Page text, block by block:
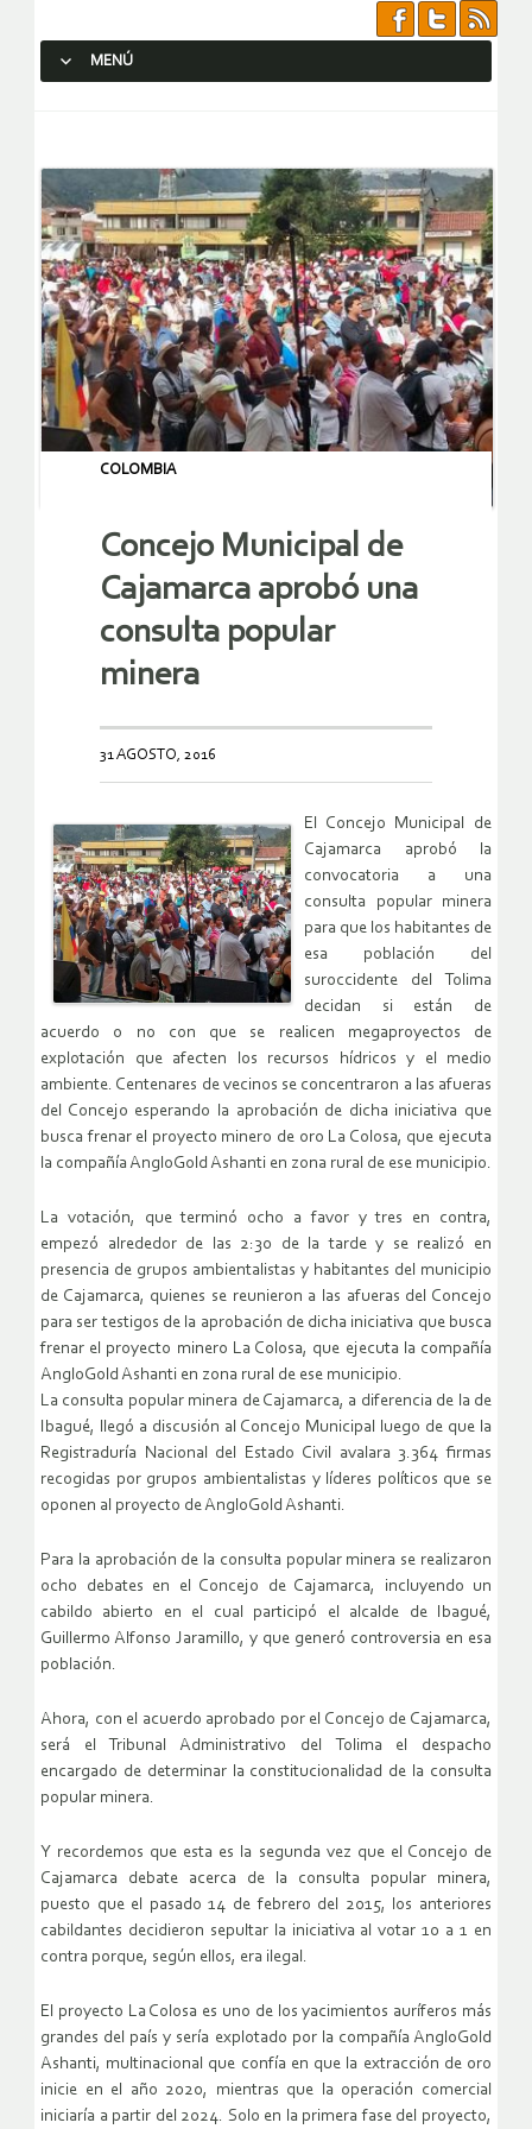
MENÚ
COLOMBIA
Concejo Municipal de
Cajamarca aprobó una
consulta popular
minera
31 AGOSTO, 2016
El Concejo Municipal de
Cajamarca aprobó la
convocatoria a una
consulta popular minera
para que los habitantes de
esa población del
suroccidente del Tolima
decidan si están de
acuerdo o no con que se realicen megaproyectos de
explotación que afecten los recursos hídricos y el medio
ambiente. Centenares de vecinos se concentraron a las afueras
del Concejo esperando la aprobación de dicha iniciativa que
busca frenar el proyecto minero de oro La Colosa, que ejecuta
la compañía AngloGold Ashanti en zona rural de ese municipio.
La votación, que terminó ocho a favor y tres en contra,
empezó alrededor de las 2:30 de la tarde y se realizó en
presencia de grupos ambientalistas y habitantes del municipio
de Cajamarca, quienes se reunieron a las afueras del Concejo
para ser testigos de la aprobación de dicha iniciativa que busca
frenar el proyecto minero La Colosa, que ejecuta la compañía
AngloGold Ashanti en zona rural de ese municipio.
La consulta popular minera de Cajamarca, a diferencia de la de
Ibagué, llegó a discusión al Concejo Municipal luego de que la
Registraduría Nacional del Estado Civil avalara 3.364 firmas
recogidas por grupos ambientalistas y líderes políticos que se
oponen al proyecto de AngloGold Ashanti.
Para la aprobación de la consulta popular minera se realizaron
ocho debates en el Concejo de Cajamarca, incluyendo un
cabildo abierto en el cual participó el alcalde de Ibagué,
Guillermo Alfonso Jaramillo, y que generó controversia en esa
población.
Ahora, con el acuerdo aprobado por el Concejo de Cajamarca,
será el Tribunal Administrativo del Tolima el despacho
encargado de determinar la constitucionalidad de la consulta
popular minera.
Y recordemos que esta es la segunda vez que el Concejo de
Cajamarca debate acerca de la consulta popular minera,
puesto que el pasado 14 de febrero del 2015, los anteriores
cabildantes decidieron sepultar la iniciativa al votar 10 a 1 en
contra porque, según ellos, era ilegal.
El proyecto La Colosa es uno de los yacimientos auríferos más
grandes del país y sería explotado por la compañía AngloGold
Ashanti, multinacional que confía en que la extracción de oro
inicie en el año 2020, mientras que la operación comercial
iniciaría a partir del 2024. Solo en la primera fase del proyecto,